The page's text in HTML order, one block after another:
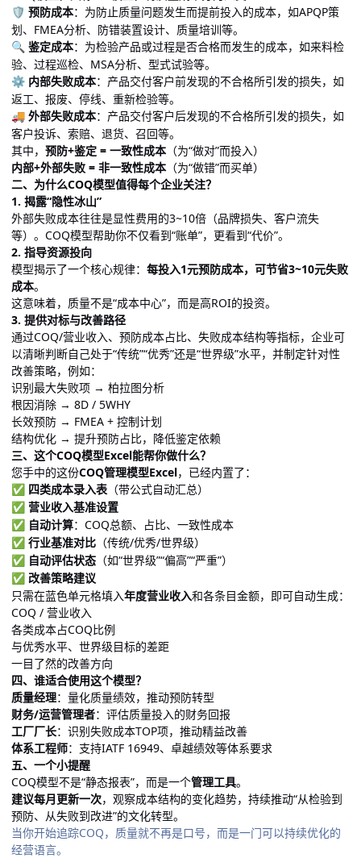
🛡 预防成本：为防止质量问题发生而提前投入的成本，如APQP策
划、FMEA分析、防错装置设计、质量培训等。
🔍 鉴定成本：为检验产品或过程是否合格而发生的成本，如来料检
验、过程巡检、MSA分析、型式试验等。
⚙ 内部失败成本：产品交付客户前发现的不合格所引发的损失，如
返工、报废、停线、重新检验等。
🚚 外部失败成本：产品交付客户后发现的不合格所引发的损失，如
客户投诉、索赔、退货、召回等。
其中， 预防+鉴定 = 一致性成本 （为“做对”而投入）
内部+外部失败 = 非一致性成本 （为“做错”而买单）
二、为什么COQ模型值得每个企业关注？
1. 揭露“隐性冰山”
外部失败成本往往是显性费用的3~10倍（品牌损失、客户流失
等）。COQ模型帮助你不仅看到“账单”，更看到“代价”。
2. 指导资源投向
模型揭示了一个核心规律： 每投入1元预防成本，可节省3~10元失败
成本。
这意味着，质量不是“成本中心”，而是高ROI的投资。
3. 提供对标与改善路径
通过COQ/营业收入、预防成本占比、失败成本结构等指标，企业可
以清晰判断自己处于“传统”“优秀”还是“世界级”水平，并制定针对性
改善策略，例如：
识别最大失败项 → 柏拉图分析
根因消除 → 8D / 5WHY
长效预防 → FMEA + 控制计划
结构优化 → 提升预防占比，降低鉴定依赖
三、这个COQ模型Excel能帮你做什么？
您手中的这份COQ管理模型Excel，已经内置了：
✅ 四类成本录入表 （带公式自动汇总）
✅ 营业收入基准设置
✅ 自动计算：COQ总额、占比、一致性成本
✅ 行业基准对比 （传统/优秀/世界级）
✅ 自动评估状态 （如“世界级”“偏高”“严重”）
✅ 改善策略建议
只需在蓝色单元格填入年度营业收入和各条目金额，即可自动生成：
COQ / 营业收入
各类成本占COQ比例
与优秀水平、世界级目标的差距
一目了然的改善方向
四、谁适合使用这个模型？
质量经理：量化质量绩效，推动预防转型
财务/运营管理者：评估质量投入的财务回报
工厂厂长：识别失败成本TOP项，推动精益改善
体系工程师：支持IATF 16949、卓越绩效等体系要求
五、一个小提醒
COQ模型不是“静态报表”，而是一个管理工具。
建议每月更新一次，观察成本结构的变化趋势，持续推动“从检验到
预防、从失败到改进”的文化转型。
当你开始追踪COQ，质量就不再是口号，而是一门可以持续优化的
经营语言。